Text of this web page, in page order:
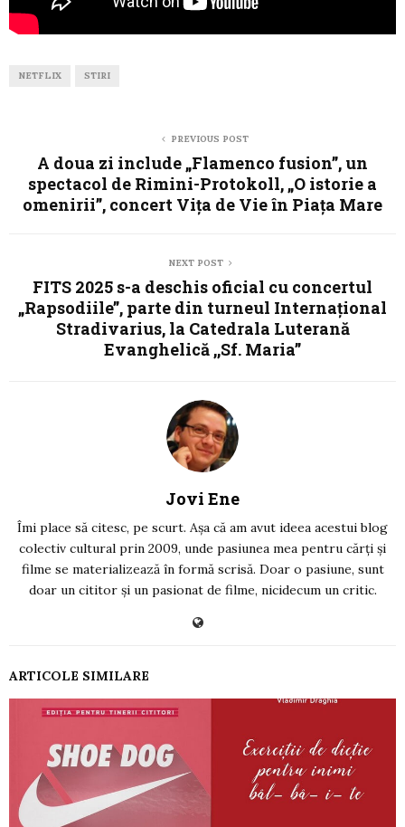
NETFLIX STIRI
PREVIOUS POST
A doua zi include „Flamenco fusion”, un
spectacol de Rimini-Protokoll, „O istorie a
omenirii”, concert Vița de Vie în Piața Mare
NEXT POST
FITS 2025 s-a deschis oficial cu concertul
„Rapsodiile”, parte din turneul Internațional
Stradivarius, la Catedrala Luterană
Evanghelică ,,Sf. Maria”
Jovi Ene
Îmi place să citesc, pe scurt. Așa că am avut ideea acestui blog
colectiv cultural prin 2009, unde pasiunea mea pentru cărți și
filme se materializează în formă scrisă. Doar o pasiune, sunt
doar un cititor și un pasionat de filme, nicidecum un critic.
ARTICOLE SIMILARE